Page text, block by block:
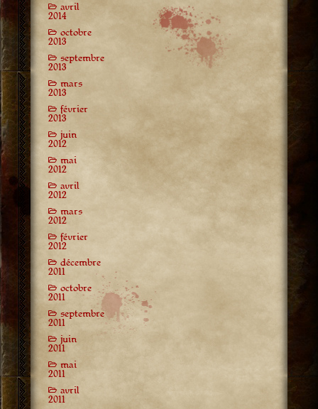
avril
2014
octobre
2013
septembre
2013
mars
2013
février
2013
juin
2012
mai
2012
avril
2012
mars
2012
février
2012
décembre
2011
octobre
2011
septembre
2011
juin
2011
mai
2011
avril
2011